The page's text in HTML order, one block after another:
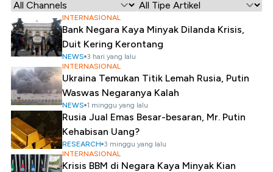
INTERNASIONAL
Bank Negara Kaya Minyak Dilanda Krisis,
Duit Kering Kerontang
NEWS 3 hari yang lalu
INTERNASIONAL
Ukraina Temukan Titik Lemah Rusia, Putin
Waswas Negaranya Kalah
NEWS 1 minggu yang lalu
Rusia Jual Emas Besar-besaran, Mr. Putin
Kehabisan Uang?
RESEARCH 3 minggu yang lalu
INTERNASIONAL
Krisis BBM di Negara Kaya Minyak Kian